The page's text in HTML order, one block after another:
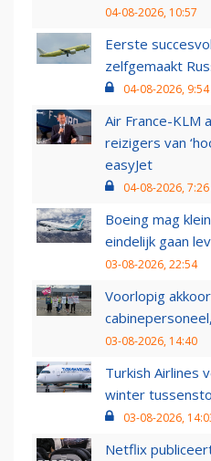
04-08-2026, 10:57
Eerste
zelfgemaakt
04-08-2026, 9:54
Air France-KLM
reizigers van
easyJet
04-08-2026, 7:26
Boeing mag
eindelijk gaan
03-08-2026, 22:54
Voorlopig
03-08-2026, 14:40
Turkish Airlines
winter
03-08-2026,
Netflix